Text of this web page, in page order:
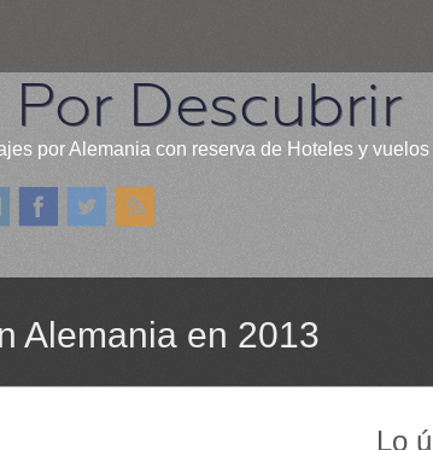
Descubrir
por Alemania con reserva de Hoteles y vuelos
Alemania en 2013
Lo